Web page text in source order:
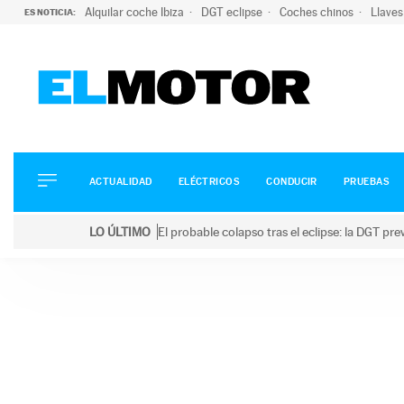
ES NOTICIA: Alquilar coche Ibiza DGT eclipse Coches chinos
ELÉCTRICOS
CONDUCIR
ACTUALIDAD ELÉCTRICOS CONDUCIR PRUEBAS
LO ÚLTIMO El probable colapso tras el eclipse: la DGT